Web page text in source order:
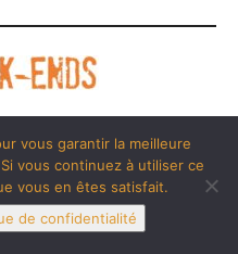
vous garantir la meilleure
vous continuez à utiliser ce
vous en êtes satisfait.
de confidentialité